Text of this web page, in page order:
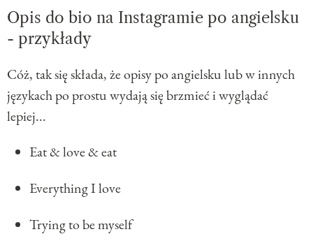
Opis do bio na Instagramie po angielsku
- przykłady
Cóż, tak się składa, że opisy po angielsku lub w innych
językach po prostu wydają się brzmieć i wyglądać
lepiej...
Eat & love & eat
Everything I love
Trying to be myself